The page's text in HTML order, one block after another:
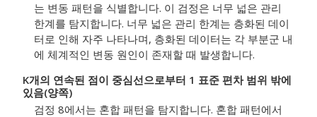
는 변동 패턴을 식별합니다. 이 검정은 너무 넓은 관리
한계를 탐지합니다. 너무 넓은 관리 한계는 층화된 데이
터로 인해 자주 나타나며, 층화된 데이터는 각 부분군 내
에 체계적인 변동 원인이 존재할 때 발생합니다.
K개의 연속된 점이 중심선으로부터 1 표준 편차 범위 밖에
있음(양쪽)
검정 8에서는 혼합 패턴을 탐지합니다. 혼합 패턴에서